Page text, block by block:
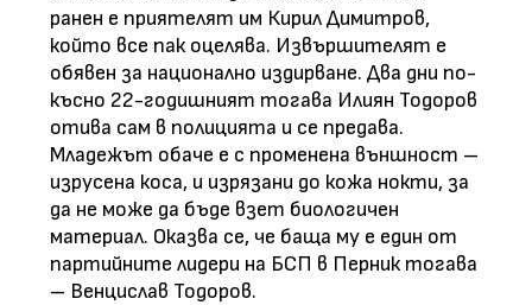
ранен е приятелят им Кирил Димитров,
който все пак оцелява. Извършителят е
обявен за национално издирване. Два дни по-
късно 22-годишният тогава Илиян Тодоров
отива сам в полицията и се предава.
Младежът обаче е с променена външност –
изрусена коса, и изрязани до кожа нокти, за
да не може да бъде взет биологичен
материал. Оказва се, че баща му е един от
партийните лидери на БСП в Перник тогава
– Венцислав Тодоров.